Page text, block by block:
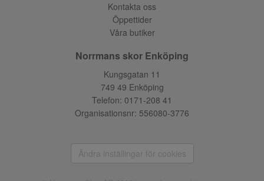
Kontakta oss
Öppettider
Våra butiker
Norrmans skor Enköping
Kungsgatan 11
749 49 Enköping
Telefon: 0171-208 41
Organisationsnr: 556080-3776
Ändra inställingar för cookies